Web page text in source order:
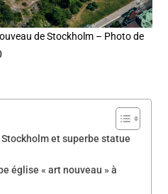
de Stockholm – Photo de
et superbe statue
église « art nouveau » à